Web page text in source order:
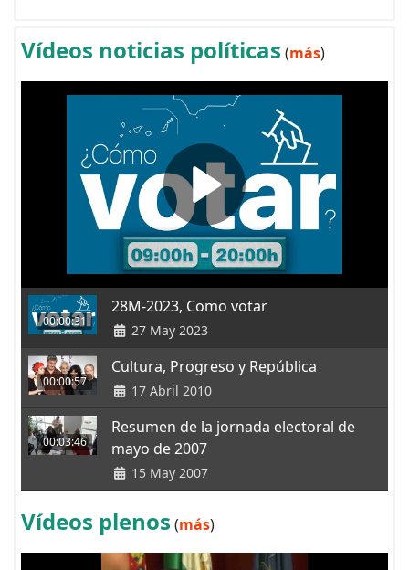
Vídeos noticias políticas (más)
00:00:31
28M-2023, Como votar
27 May 2023
00:00:57
Cultura, Progreso y República
17 Abril 2010
00:03:46
Resumen de la jornada electoral de
mayo de 2007
15 May 2007
Vídeos plenos (más)